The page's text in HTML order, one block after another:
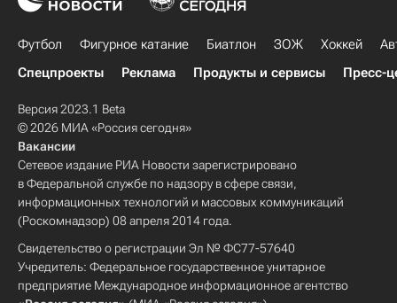
Футбол Фигурное катание Биатлон ЗОЖ Хоккей
Спецпроекты
Реклама Продукты и сервисы Пресс-
Версия 2023.1 Beta
© 2026 МИА «Россия сегодня»
Вакансии
Сетевое издание РИА Новости зарегистрировано
в Федеральной службе по надзору в сфере связи,
информационных технологий и массовых коммуникаций
(Роскомнадзор) 08 апреля 2014 года.
Свидетельство о регистрации Эл № ФС77-57640
Учредитель: Федеральное государственное унитарное
предприятие Международное информационное агентство